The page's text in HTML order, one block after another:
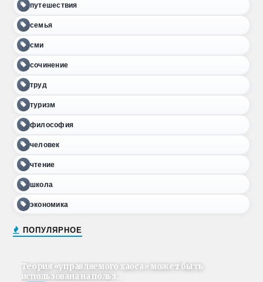
путешествия
семья
сми
сочинение
труд
туризм
философия
человек
чтение
школа
экономика
ПОПУЛЯРНОЕ
Теория «управляемого хаоса» может быть
использована на польз...